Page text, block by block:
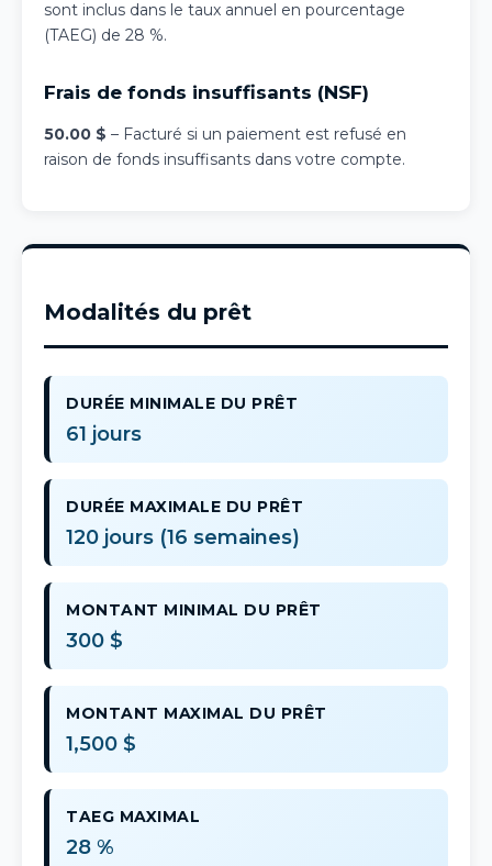
sont inclus dans le taux annuel en pourcentage
(TAEG) de 28 %.
Frais de fonds insuffisants (NSF)
50.00 $ – Facturé si un paiement est refusé en
raison de fonds insuffisants dans votre compte.
Modalités du prêt
DURÉE MINIMALE DU PRÊT
61 jours
DURÉE MAXIMALE DU PRÊT
120 jours (16 semaines)
MONTANT MINIMAL DU PRÊT
300 $
MONTANT MAXIMAL DU PRÊT
1,500 $
TAEG MAXIMAL
28 %